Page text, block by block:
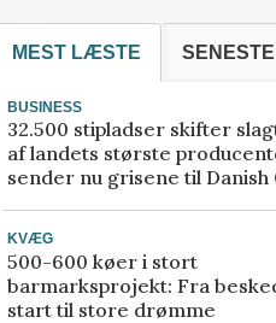
MEST LÆSTE
BUSINESS
32.500 stipladser skifter
af landets største
sender nu grisene til Danish
KVÆG
500-600 køer i stort
barmarksprojekt: Fra
start til store drømme